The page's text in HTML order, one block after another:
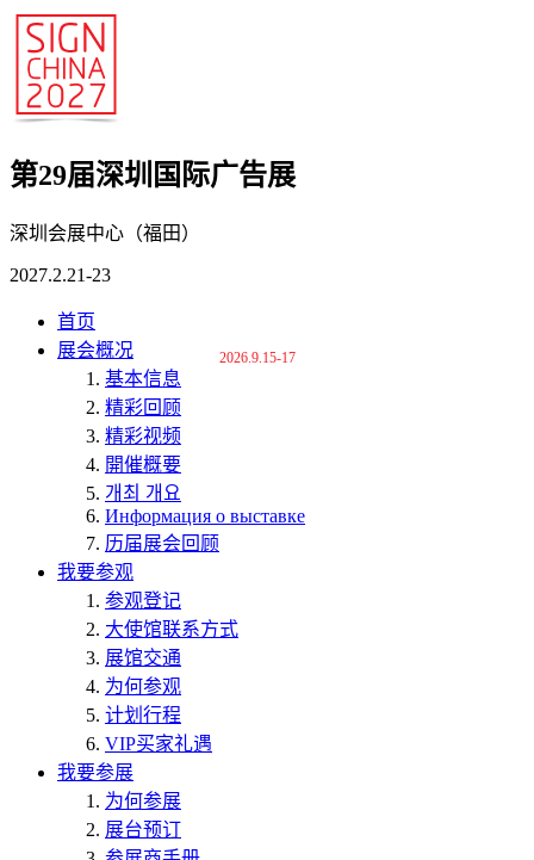
第29届深圳国际广告展
深圳会展中心（福田）
2027.2.21-23
首页
展会概况
基本信息
精彩回顾
精彩视频
開催概要
개최 개요
Информация о выставке
历届展会回顾
我要参观
参观登记
大使馆联系方式
展馆交通
为何参观
计划行程
VIP买家礼遇
我要参展
为何参展
展台预订
2026.9.15-17